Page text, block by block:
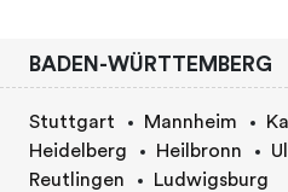
BADEN-WÜRTTEMBERG
Stuttgart Mannheim
Heidelberg
Heilbronn
Reutlingen
Ludwigsburg